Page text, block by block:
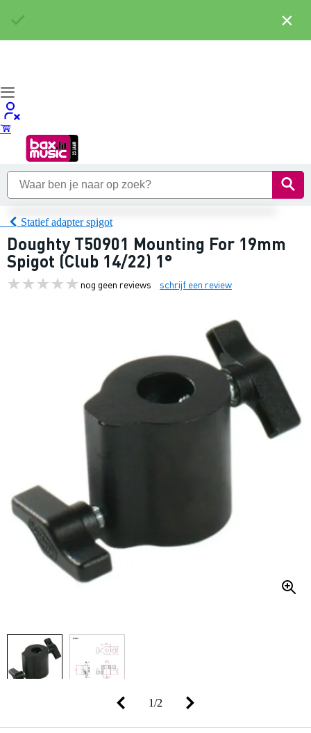
Statief adapter spigot
Doughty T50901 Mounting For 19mm
Spigot (Club 14/22) 1°
nog geen reviews schrijf een review
1/2
×